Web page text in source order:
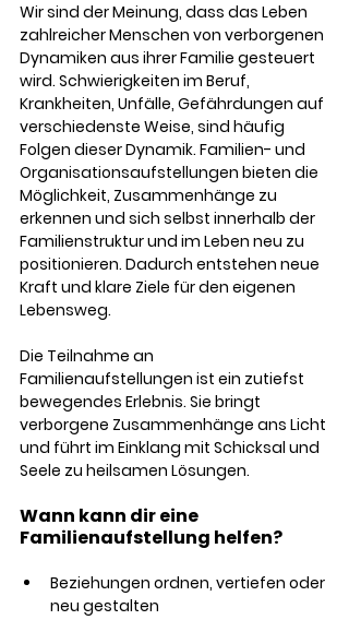
Wir sind der Meinung, dass das Leben
zahlreicher Menschen von verborgenen
Dynamiken aus ihrer Familie gesteuert
wird. Schwierigkeiten im Beruf,
Krankheiten, Unfälle, Gefährdungen auf
verschiedenste Weise, sind häufig
Folgen dieser Dynamik. Familien- und
Organisationsaufstellungen bieten die
Möglichkeit, Zusammenhänge zu
erkennen und sich selbst innerhalb der
Familienstruktur und im Leben neu zu
positionieren. Dadurch entstehen neue
Kraft und klare Ziele für den eigenen
Lebensweg.
Die Teilnahme an
Familienaufstellungen ist ein zutiefst
bewegendes Erlebnis. Sie bringt
verborgene Zusammenhänge ans Licht
und führt im Einklang mit Schicksal und
Seele zu heilsamen Lösungen.
Wann kann dir eine
Familienaufstellung helfen?
Beziehungen ordnen, vertiefen oder
neu gestalten